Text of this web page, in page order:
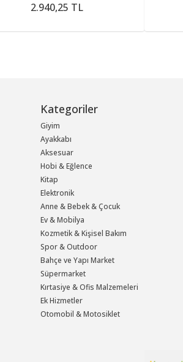
2.940,25 TL
Kategoriler
Giyim
Ayakkabı
Aksesuar
Hobi & Eğlence
Kitap
Elektronik
Anne & Bebek & Çocuk
Ev & Mobilya
Kozmetik & Kişisel Bakım
Spor & Outdoor
Bahçe ve Yapı Market
Süpermarket
Kırtasiye & Ofis Malzemeleri
Ek Hizmetler
Otomobil & Motosiklet